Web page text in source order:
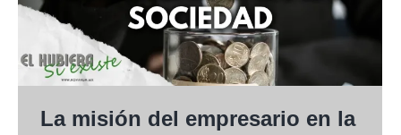
La misión del empresario en la